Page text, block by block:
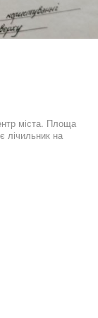
міста. Площа
лічильник на